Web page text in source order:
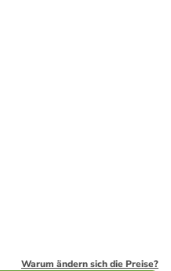
Warum ändern sich die Preise?